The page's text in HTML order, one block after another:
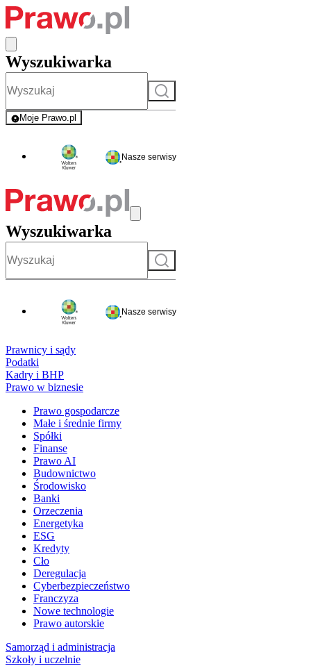
Wyszukiwarka
Szukaj
Moje Prawo.pl
- rejestracja i logowanie do serwisu
Nasze serwisy
Wyszukiwarka
Szukaj
Nasze serwisy
Prawnicy i sądy
Podatki
Kadry i BHP
Prawo w biznesie
Prawo gospodarcze
Małe i średnie firmy
Spółki
Finanse
Prawo AI
Budownictwo
Środowisko
Banki
Orzeczenia
Energetyka
ESG
Kredyty
Cło
Deregulacja
Cyberbezpieczeństwo
Franczyza
Nowe technologie
Prawo autorskie
Samorząd i administracja
Szkoły i uczelnie